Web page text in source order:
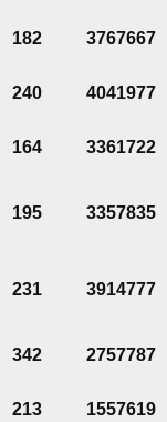
182 3767667
240 4041977
164 3361722
195 3357835
231 3914777
342 2757787
213 1557619